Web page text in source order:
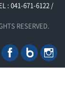
: 041-671-6122 /
RESERVED.